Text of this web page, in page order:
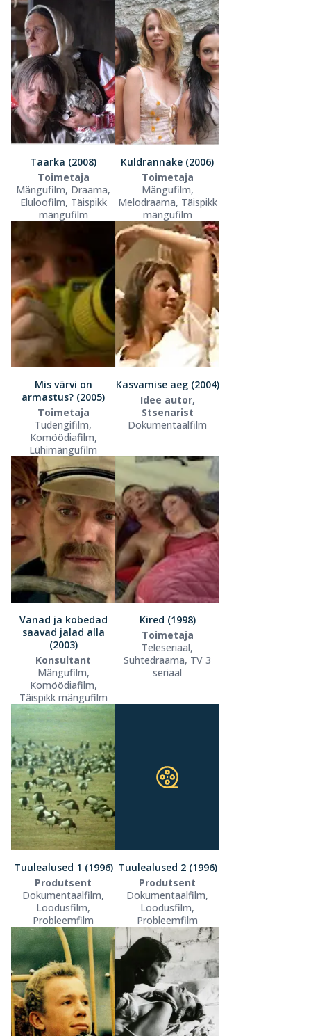
Taarka (2008)
Toimetaja
Mängufilm, Draama,
Eluloofilm, Täispikk
mängufilm
Kuldrannake (2006)
Toimetaja
Mängufilm,
Melodraama, Täispikk
mängufilm
Mis värvi on
armastus? (2005)
Toimetaja
Tudengifilm,
Komöödiafilm,
Lühimängufilm
Kasvamise aeg (2004)
Idee autor,
Stsenarist
Dokumentaalfilm
Vanad ja kobedad
saavad jalad alla
(2003)
Konsultant
Mängufilm,
Komöödiafilm,
Täispikk mängufilm
Kired (1998)
Toimetaja
Teleseriaal,
Suhtedraama, TV 3
seriaal
Tuulealused 1 (1996)
Produtsent
Dokumentaalfilm,
Loodusfilm,
Probleemfilm
Tuulealused 2 (1996)
Produtsent
Dokumentaalfilm,
Loodusfilm,
Probleemfilm